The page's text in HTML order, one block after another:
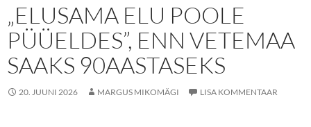
„ELUSAMA ELU POOLE
PÜÜELDES”, ENN VETEMAA
SAAKS 90AASTASEKS
20. JUUNI 2026 MARGUS MIKOMÄGI LISA KOMMENTAAR